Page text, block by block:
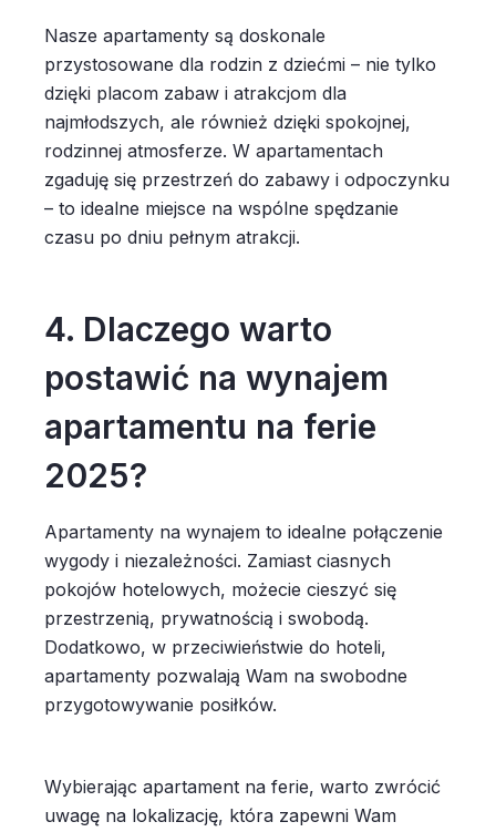
Nasze apartamenty są doskonale
przystosowane dla rodzin z dziećmi – nie tylko
dzięki placom zabaw i atrakcjom dla
najmłodszych, ale również dzięki spokojnej,
rodzinnej atmosferze. W apartamentach
zgaduję się przestrzeń do zabawy i odpoczynku
– to idealne miejsce na wspólne spędzanie
czasu po dniu pełnym atrakcji.
4. Dlaczego warto
postawić na wynajem
apartamentu na ferie
2025?
Apartamenty na wynajem to idealne połączenie
wygody i niezależności. Zamiast ciasnych
pokojów hotelowych, możecie cieszyć się
przestrzenią, prywatnością i swobodą.
Dodatkowo, w przeciwieństwie do hoteli,
apartamenty pozwalają Wam na swobodne
przygotowywanie posiłków.
Wybierając apartament na ferie, warto zwrócić
uwagę na lokalizację, która zapewni Wam